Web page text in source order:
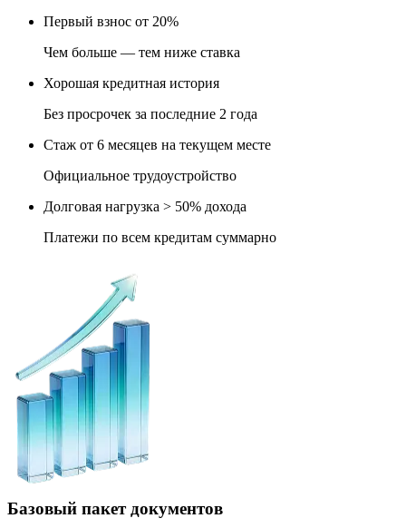
Первый взнос от 20%
Чем больше — тем ниже ставка
Хорошая кредитная история
Без просрочек за последние 2 года
Стаж от 6 месяцев на текущем месте
Официальное трудоустройство
Долговая нагрузка > 50% дохода
Платежи по всем кредитам суммарно
Базовый пакет документов